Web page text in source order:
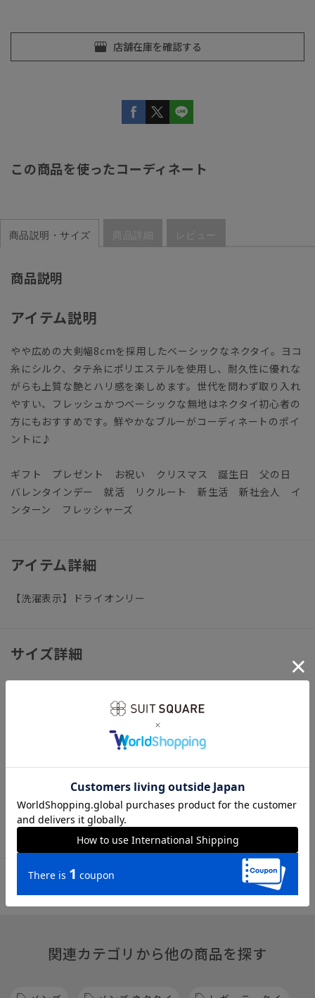
この商品を使ったコーディネート
商品説明・サイズ 商品詳細 レビュー
商品説明
アイテム説明
やや広めの大剣幅8cmを採用したベーシックなネクタイ。ヨコ
糸にシルク、タテ糸にポリエステルを使用し、耐久性に優れな
がらも上質な艶とハリ感を楽しめます。世代を問わず取り入れ
やすい、フレッシュかつベーシックな無地はネクタイ初心者の
方にもおすすめです。鮮やかなブルーがコーディネートのポイ
ントに♪
ギフト プレゼント お祝い クリスマス 誕生日 父の日
バレンタインデー 就活 リクルート 新生活 新社会人 イ
ンターン フレッシャーズ
アイテム詳細
【洗濯表示】ドライオンリー
サイズ詳細
※商品の仕上がりサイズ（出来上がり寸法）は上記のサイズ表
※商品画像はできる限り実際の色に近づけて掲載しております
が、パソコン環境により色味に誤差が生じる場合がございま
す。予めご了承下さいませ。
関連カテゴリから他の商品を探す